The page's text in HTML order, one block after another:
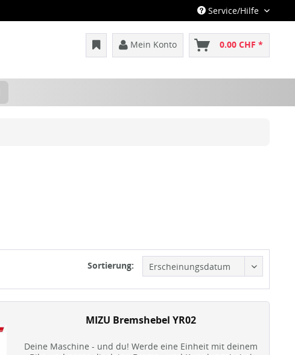
Service/Hilfe
Mein Konto 0.00 CHF *
Sortierung:
MIZU Bremshebel YR02
Deine Maschine - und du! Werde eine Einheit mit deinem